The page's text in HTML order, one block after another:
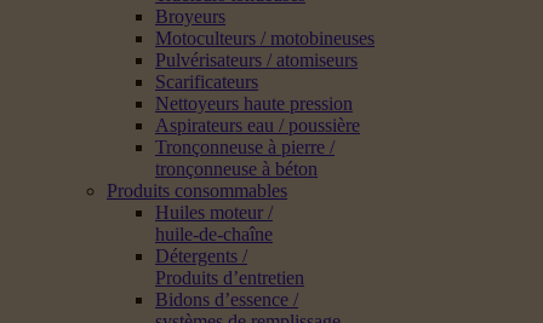
Broyeurs
Motoculteurs / motobineuses
Pulvérisateurs / atomiseurs
Scarificateurs
Nettoyeurs haute pression
Aspirateurs eau / poussière
Tronçonneuse à pierre /
tronçonneuse à béton
Produits consommables
Huiles moteur /
huile-de-chaîne
Détergents /
Produits d’entretien
Bidons d’essence /